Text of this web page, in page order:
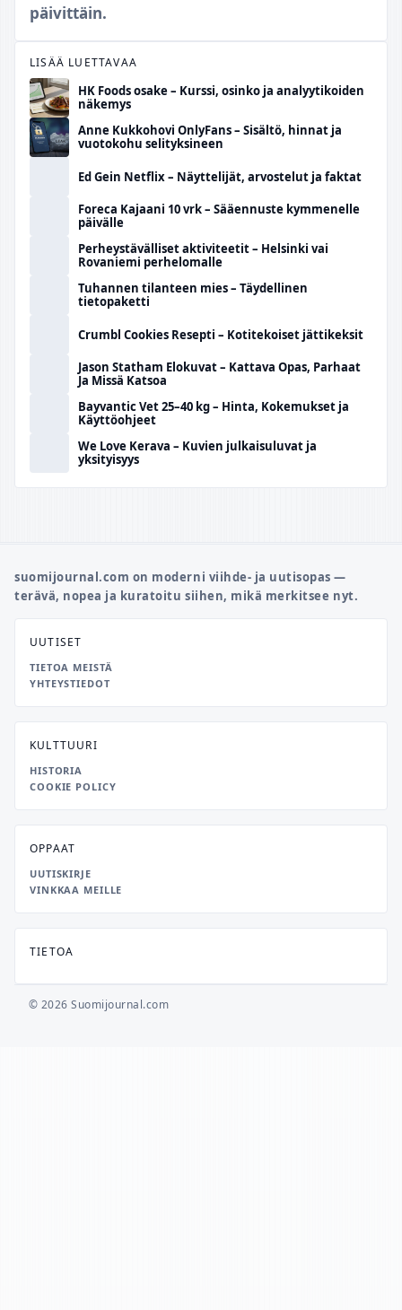
päivittäin.
LISÄÄ LUETTAVAA
HK Foods osake – Kurssi, osinko ja analyytikoiden
näkemys
Anne Kukkohovi OnlyFans – Sisältö, hinnat ja
vuotokohu selityksineen
Ed Gein Netflix – Näyttelijät, arvostelut ja faktat
Foreca Kajaani 10 vrk – Sääennuste kymmenelle
päivälle
Perheystävälliset aktiviteetit – Helsinki vai
Rovaniemi perhelomalle
Tuhannen tilanteen mies – Täydellinen
tietopaketti
Crumbl Cookies Resepti – Kotitekoiset jättikeksit
Jason Statham Elokuvat – Kattava Opas, Parhaat
Ja Missä Katsoa
Bayvantic Vet 25–40 kg – Hinta, Kokemukset ja
Käyttöohjeet
We Love Kerava – Kuvien julkaisuluvat ja
yksityisyys
suomijournal.com on moderni viihde- ja uutisopas —
terävä, nopea ja kuratoitu siihen, mikä merkitsee nyt.
UUTISET
TIETOA MEISTÄ
YHTEYSTIEDOT
KULTTUURI
HISTORIA
COOKIE POLICY
OPPAAT
UUTISKIRJE
VINKKAA MEILLE
TIETOA
© 2026 Suomijournal.com